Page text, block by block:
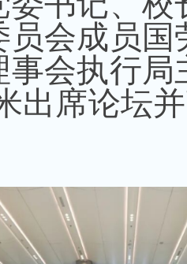
员会成员国
会执行局
出席论坛